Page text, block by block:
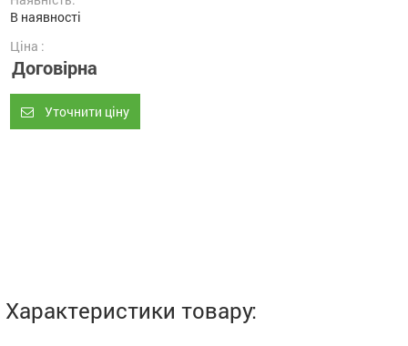
В наявності
Ціна :
Договірна
Уточнити ціну
Характеристики товару: